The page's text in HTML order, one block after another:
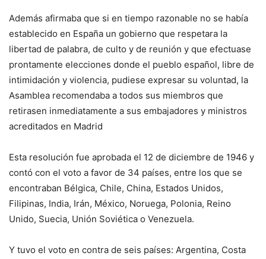
Además afirmaba que si en tiempo razonable no se había
establecido en España un gobierno que respetara la
libertad de palabra, de culto y de reunión y que efectuase
prontamente elecciones donde el pueblo español, libre de
intimidación y violencia, pudiese expresar su voluntad, la
Asamblea recomendaba a todos sus miembros que
retirasen inmediatamente a sus embajadores y ministros
acreditados en Madrid
Esta resolución fue aprobada el 12 de diciembre de 1946 y
contó con el voto a favor de 34 países, entre los que se
encontraban Bélgica, Chile, China, Estados Unidos,
Filipinas, India, Irán, México, Noruega, Polonia, Reino
Unido, Suecia, Unión Soviética o Venezuela.
Y tuvo el voto en contra de seis países: Argentina, Costa